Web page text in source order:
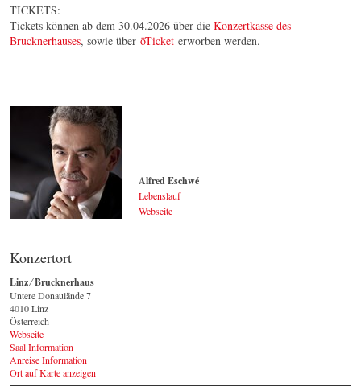
TICKETS:
Tickets können ab dem 30.04.2026 über die Konzertkasse des
Brucknerhauses, sowie über öTicket erworben werden.
Alfred Eschwé
Lebenslauf
Webseite
Konzertort
Linz ⁄ Brucknerhaus
Untere Donaulände 7
4010 Linz
Österreich
Webseite
Saal Information
Anreise Information
Ort auf Karte anzeigen